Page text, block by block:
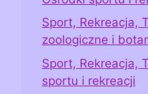
Sport, Rekreacja,
zoologiczne i
Sport, Rekreacja,
sportu i rekreacji